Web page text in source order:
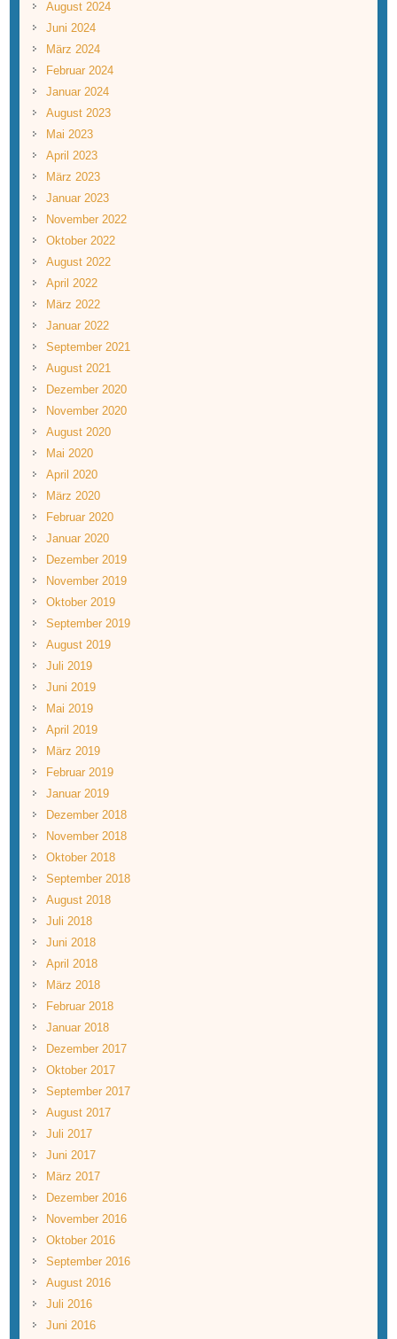
August 2024
Juni 2024
März 2024
Februar 2024
Januar 2024
August 2023
Mai 2023
April 2023
März 2023
Januar 2023
November 2022
Oktober 2022
August 2022
April 2022
März 2022
Januar 2022
September 2021
August 2021
Dezember 2020
November 2020
August 2020
Mai 2020
April 2020
März 2020
Februar 2020
Januar 2020
Dezember 2019
November 2019
Oktober 2019
September 2019
August 2019
Juli 2019
Juni 2019
Mai 2019
April 2019
März 2019
Februar 2019
Januar 2019
Dezember 2018
November 2018
Oktober 2018
September 2018
August 2018
Juli 2018
Juni 2018
April 2018
März 2018
Februar 2018
Januar 2018
Dezember 2017
Oktober 2017
September 2017
August 2017
Juli 2017
Juni 2017
März 2017
Dezember 2016
November 2016
Oktober 2016
September 2016
August 2016
Juli 2016
Juni 2016